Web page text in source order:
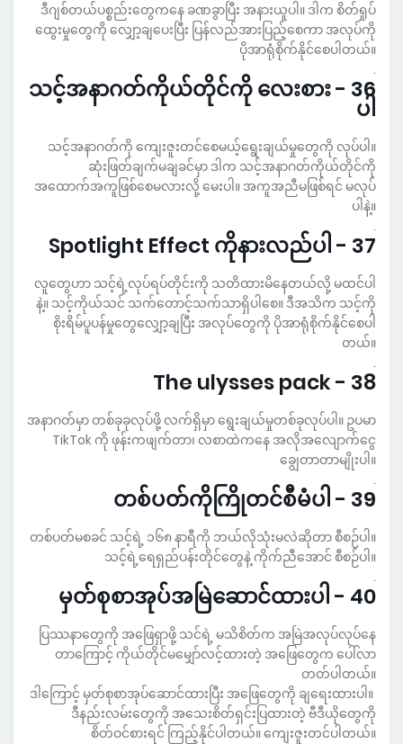
ဒီဂျစ်တယ်ပစ္စည်းတွေကနေ ခဏခွာပြီး အနားယူပါ။ ဒါက စိတ်ရှုပ်
ထွေးမှုတွေကို လျှော့ချပေးပြီး ပြန်လည်အားပြည့်စေကာ အလုပ်ကို
ပိုအာရုံစိုက်နိုင်စေပါတယ်။
.
36 - သင့်အနာဂတ်ကိုယ်တိုင်ကို လေးစား
ပါ
သင့်အနာဂတ်ကို ကျေးဇူးတင်စေမယ့်ရွေးချယ်မှုတွေကို လုပ်ပါ။
ဆုံးဖြတ်ချက်မချခင်မှာ ဒါက သင့်အနာဂတ်ကိုယ်တိုင်ကို
အထောက်အကူဖြစ်စေမလားလို့ မေးပါ။ အကူအညီမဖြစ်ရင် မလုပ်
ပါနဲ့။
.
37 - Spotlight Effect ကိုနားလည်ပါ
လူတွေဟာ သင့်ရဲ့လုပ်ရပ်တိုင်းကို သတိထားမိနေတယ်လို့ မထင်ပါ
နဲ့။ သင့်ကိုယ်သင် သက်တောင့်သက်သာရှိပါစေ။ ဒီအသိက သင့်ကို
စိုးရိမ်ပူပန်မှုတွေလျှော့ချပြီး အလုပ်တွေကို ပိုအာရုံစိုက်နိုင်စေပါ
တယ်။
.
38 - The ulysses pack
အနာဂတ်မှာ တစ်ခုခုလုပ်ဖို့ လက်ရှိမှာ ရွေးချယ်မှုတစ်ခုလုပ်ပါ။ ဥပမာ
TikTok ကို ဖုန်းကဖျက်တာ၊ လစာထဲကနေ အလိုအလျောက်ငွေ
ချွေတာတာမျိုးပါ။
.
39 - တစ်ပတ်ကိုကြိုတင်စီမံပါ
တစ်ပတ်မစခင် သင့်ရဲ့ ၁၆၈ နာရီကို ဘယ်လိုသုံးမလဲဆိုတာ စီစဉ်ပါ။
သင့်ရဲ့ရေရှည်ပန်းတိုင်တွေနဲ့ ကိုက်ညီအောင် စီစဉ်ပါ။
.
40 - မှတ်စုစာအုပ်အမြဲဆောင်ထားပါ
ပြဿနာတွေကို အဖြေရှာဖို့ သင်ရဲ့ မသိစိတ်က အမြဲအလုပ်လုပ်နေ
တာကြောင့် ကိုယ်တိုင်မမျှော်လင့်ထားတဲ့ အဖြေတွေက ပေါ်လာ
တတ်ပါတယ်။
ဒီနည်းလမ်းတွေကို အသေးစိတ်ရှင်းပြထားတဲ့ ဗီဒီယိုတွေကို
စိတ်ဝင်စားရင် ကြည့်နိုင်ပါတယ်။ ကျေးဇူးတင်ပါတယ်။